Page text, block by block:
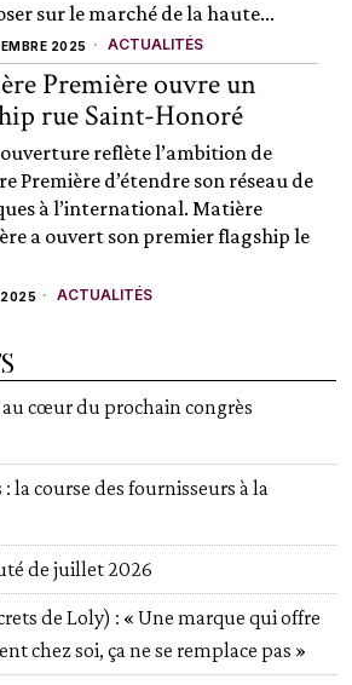
sur le marché de la haute...
2025 ACTUALITÉS
Première ouvre un
rue Saint-Honoré
reflète l’ambition de
Première d’étendre son réseau de
à l’international. Matière
a ouvert son premier flagship le
2025 ACTUALITÉS
cœur du prochain congrès
la course des fournisseurs à la
de juillet 2026
de Loly) : « Une marque qui offre
chez soi, ça ne se remplace pas »